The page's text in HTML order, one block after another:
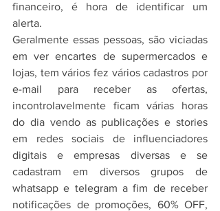
financeiro, é hora de identificar um
alerta.
Geralmente essas pessoas, são viciadas
em ver encartes de supermercados e
lojas, tem vários fez vários cadastros por
e-mail para receber as ofertas,
incontrolavelmente ficam várias horas
do dia vendo as publicações e stories
em redes sociais de influenciadores
digitais e empresas diversas e se
cadastram em diversos grupos de
whatsapp e telegram a fim de receber
notificações de promoções, 60% OFF,